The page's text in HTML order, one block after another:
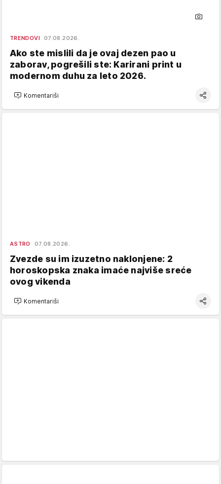
TRENDOVI 07.08.2026.
Ako ste mislili da je ovaj dezen pao u
zaborav, pogrešili ste: Karirani print u
modernom duhu za leto 2026.
Komentariši
ASTRO 07.08.2026.
Zvezde su im izuzetno naklonjene: 2
horoskopska znaka imaće najviše sreće
ovog vikenda
Komentariši